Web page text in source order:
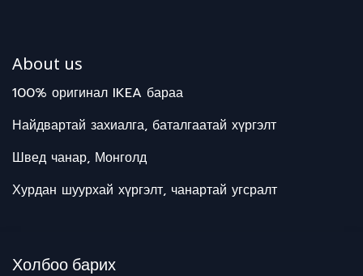
About us
100% оригинал IKEA бараа
Найдвартай захиалга, баталгаатай хүргэлт
Швед чанар, Монголд
Хурдан шуурхай хүргэлт, чанартай угсралт
Холбоо барих